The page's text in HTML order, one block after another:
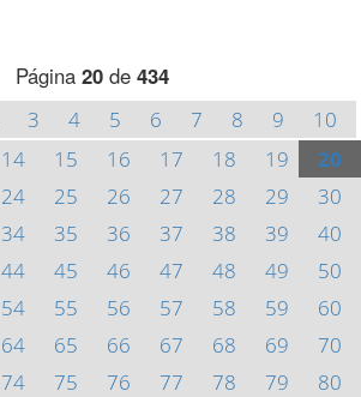
Página 20 de 434
3 4 5 6 7 8 9
10
14 15 16 17 18 19
20
24 25 26 27 28 29
30
34 35 36 37 38 39
40
44 45 46 47 48 49
50
54 55 56 57 58 59
60
64 65 66 67 68 69
70
74 75 76 77 78 79
80